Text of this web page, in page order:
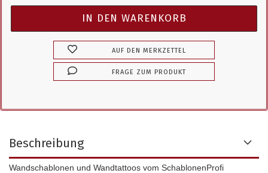
AUF DEN MERKZETTEL
FRAGE ZUM PRODUKT
Beschreibung
Wandschablonen und Wandtattoos vom SchablonenProfi